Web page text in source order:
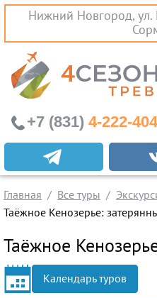
Нижний Новгород, ул.
Экскурсионные туры
Заграничные экскурсии
Туры на Черное Море
Горящие туры
Раннее бронирование
+7 (831) 4-222-404
Главная Все туры
Таёжное Кенозерье:
Таёжное
Календарь туров